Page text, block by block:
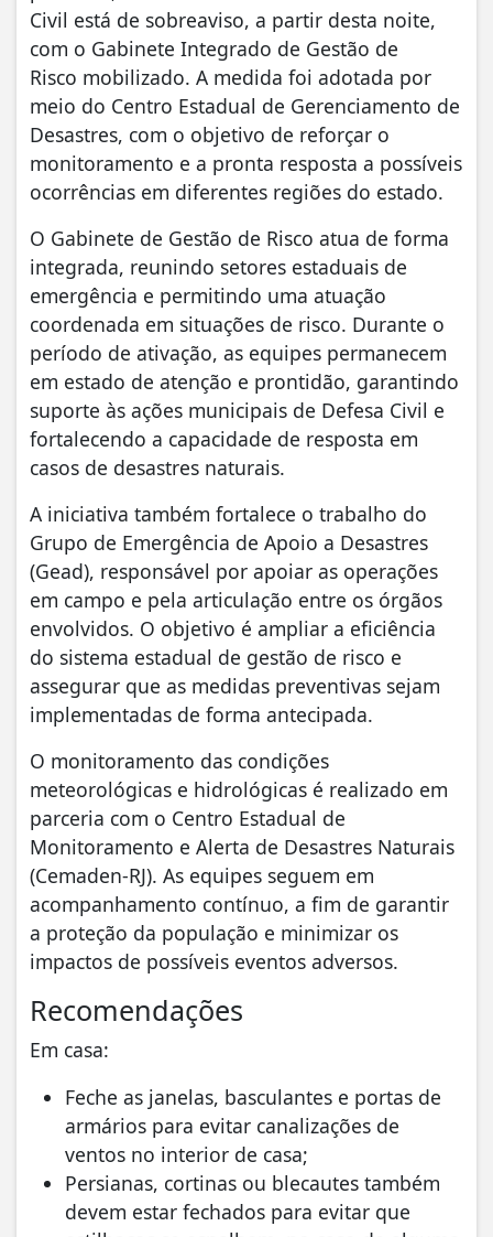
Civil está de sobreaviso, a partir desta noite,
com o Gabinete Integrado de Gestão de
Risco mobilizado. A medida foi adotada por
meio do Centro Estadual de Gerenciamento de
Desastres, com o objetivo de reforçar o
monitoramento e a pronta resposta a possíveis
ocorrências em diferentes regiões do estado.
O Gabinete de Gestão de Risco atua de forma
integrada, reunindo setores estaduais de
emergência e permitindo uma atuação
coordenada em situações de risco. Durante o
período de ativação, as equipes permanecem
em estado de atenção e prontidão, garantindo
suporte às ações municipais de Defesa Civil e
fortalecendo a capacidade de resposta em
casos de desastres naturais.
A iniciativa também fortalece o trabalho do
Grupo de Emergência de Apoio a Desastres
(Gead), responsável por apoiar as operações
em campo e pela articulação entre os órgãos
envolvidos. O objetivo é ampliar a eficiência
do sistema estadual de gestão de risco e
assegurar que as medidas preventivas sejam
implementadas de forma antecipada.
O monitoramento das condições
meteorológicas e hidrológicas é realizado em
parceria com o Centro Estadual de
Monitoramento e Alerta de Desastres Naturais
(Cemaden-RJ). As equipes seguem em
acompanhamento contínuo, a fim de garantir
a proteção da população e minimizar os
impactos de possíveis eventos adversos.
Recomendações
Em casa:
Feche as janelas, basculantes e portas de
armários para evitar canalizações de
ventos no interior de casa;
Persianas, cortinas ou blecautes também
devem estar fechados para evitar que